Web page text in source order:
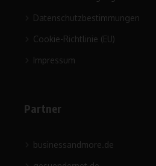
Datenschutzbestimmungen
Cookie-Richtlinie (EU)
Impressum
Partner
businessandmore.de